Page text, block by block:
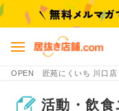
OPEN 匠苑にくいち 川口店
活動・飲食